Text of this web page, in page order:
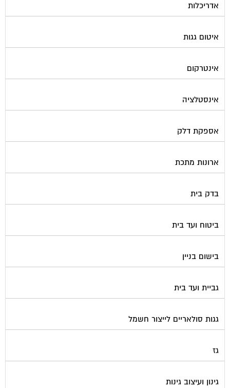
אדריכלות
איטום גגות
אינטרקום
אינסטלציה
אספקת דלק
ארונות מתכת
בדק בית
ביטוח ועד בית
בישום בניין
גביית ועד בית
גגות סולאריים לייצור חשמל
גז
גינון ועיצוב גינות